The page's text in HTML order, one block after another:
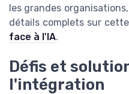
les grandes
détails complets sur
face à l'IA.
Défis et
l'intégration